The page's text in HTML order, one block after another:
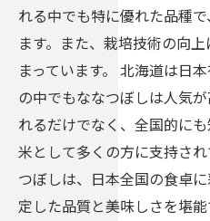
れる中でも特に優れた品種
ます。また、栽培技術の向
まっています。 北海道は日
の中でもななつぼしは人気
れるだけでなく、全国的に
米として多くの方に支持さ
つぼしは、日本全国の食卓
定した品質と美味しさを堪